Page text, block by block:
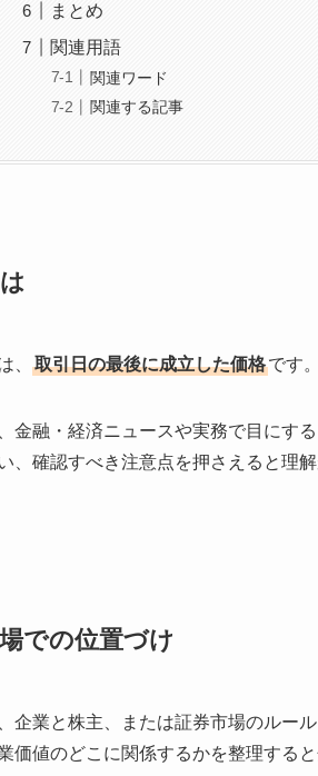
まとめ
関連用語
関連ワード
関連する記事
、 取引日の最後に成立した価格です。
金融・経済ニュースや実務で目にす
、確認すべき注意点を押さえると理解
での位置づけ
企業と株主、または証券市場のルー
価値のどこに関係するかを整理する